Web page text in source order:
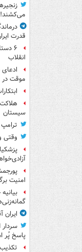
می‌کشند!
قدرت
انقلاب
موقت در
سیستان
وقتی
امنیت
ایران
پاسخ پُر